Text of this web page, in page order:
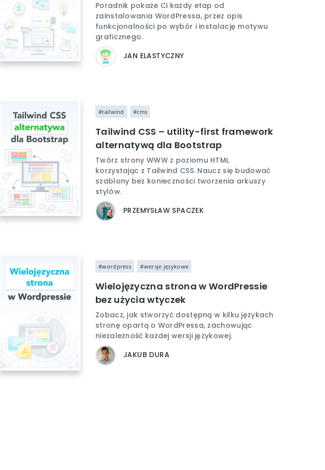
Poradnik pokaże Ci każdy etap od
zainstalowania WordPressa, przez opis
funkcjonalności po wybór i instalację motywu
graficznego.
JAN ELASTYCZNY
#tailwind #cms
Tailwind CSS – utility-first framework
alternatywą dla Bootstrap
Twórz strony WWW z poziomu HTML
korzystając z Tailwind CSS. Naucz się budować
szablony bez konieczności tworzenia arkuszy
stylów.
PRZEMYSŁAW SPACZEK
#wordpress #wersje językowe
Wielojęzyczna strona w WordPressie
bez użycia wtyczek
Zobacz, jak stworzyć dostępną w kilku językach
stronę opartą o WordPressa, zachowując
niezależność każdej wersji językowej.
JAKUB DURA